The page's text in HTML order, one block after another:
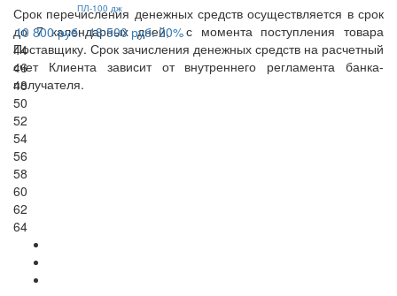
Срок перечисления денежных средств осуществляется в срок
до 7 календарных дней, с момента поступления товара
Поставщику. Срок зачисления денежных средств на расчетный
счет Клиента зависит от внутреннего регламента банка-
получателя.
ПЛ-100 дж
10 800 руб. 13 500 руб. 20%
44
46
48
50
52
54
56
58
60
62
64